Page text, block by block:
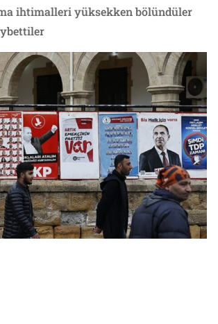
ihtimalleri yüksekken bölündüler